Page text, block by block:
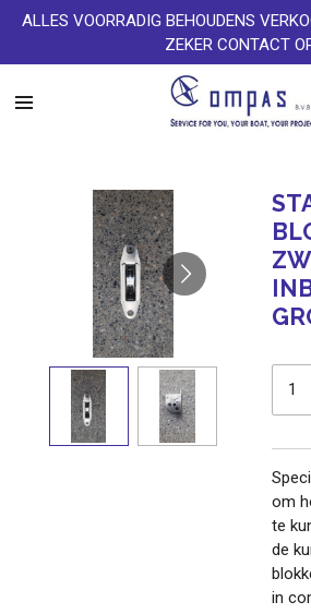
Ga
naar
de
ALLES VOORRADIG BEHOUDENS
ZEKER CONTACT
om
te
de
in